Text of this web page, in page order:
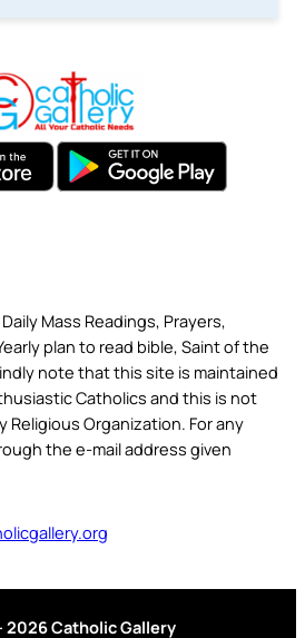
Mass Readings, Prayers,
plan to read bible, Saint of the
note that this site is maintained
Catholics and this is not
Religious Organization. For any
the e-mail address given
2026 Catholic Gallery